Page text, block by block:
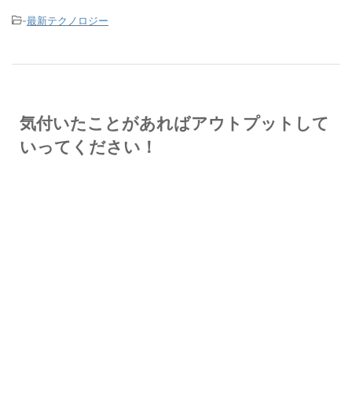
-最新テクノロジー
気付いたことがあればアウトプットして
いってください！